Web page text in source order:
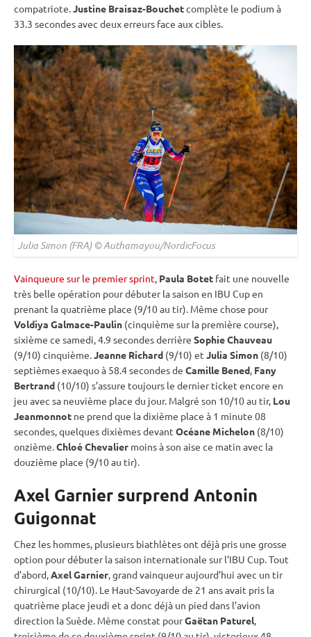
compatriote.Justine Braisaz-Bouchetcomplète le podium à
33.3 secondes avec deux erreurs face aux cibles.
Julia Simon (FRA) © Authamayou/NordicFocus
Vainqueure sur le premier sprint, Paula Botet fait une nouvelle
très belle opération pour débuter la saison en IBU Cupen
prenant la quatrième place (9/10 au tir). Même chose pour
Voldiya Galmace-Paulin (cinquième sur la première course),
sixième ce samedi, 4.9 secondes derrière Sophie Chauveau
(9/10) cinquième.Jeanne Richard (9/10) et Julia Simon (8/10)
septièmes exaequo à 58.4 secondes de Camille Bened, Fany
Bertrand (10/10) s’assure toujours le dernier ticket encore en
jeu avec sa neuvième place du jour. Malgré son 10/10 au tir, Lou
Jeanmonnot ne prend que la dixième place à 1 minute 08
secondes, quelques dixièmes devant Océane Michelon (8/10)
onzième.Chloé Chevalier moins à son aise ce matin avec la
douzième place (9/10 au tir).
Axel Garnier surprend Antonin
Guigonnat
Chez les hommes, plusieurs biathlètes ont déjà pris une grosse
option pour débuter la saison internationale sur l’IBU Cup. Tout
d’abord,Axel Garnier, grand vainqueur aujourd’hui avec un tir
chirurgical (10/10). Le Haut-Savoyarde de 21 ans avait pris la
quatrième place jeudi et a donc déjà un pied dans l’avion
direction la Suède. Même constat pourGaëtan Paturel,